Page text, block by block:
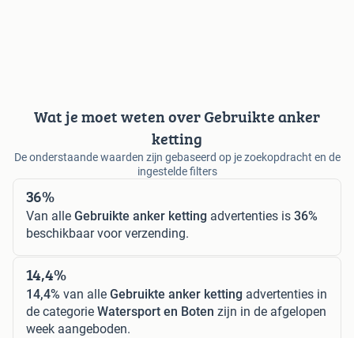
Wat je moet weten over Gebruikte anker
ketting
De onderstaande waarden zijn gebaseerd op je zoekopdracht en de
ingestelde filters
36%
Van alle Gebruikte anker ketting advertenties is 36%
beschikbaar voor verzending.
14,4%
14,4% van alle Gebruikte anker ketting advertenties in
de categorie Watersport en Boten zijn in de afgelopen
week aangeboden.